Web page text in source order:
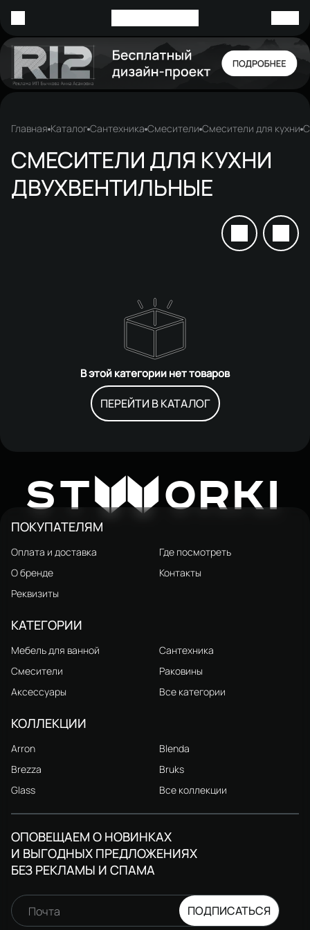
Главная Каталог Сантехника Смесители Смесители для кухни
СМЕСИТЕЛИ ДЛЯ КУХНИ
ДВУХВЕНТИЛЬНЫЕ
В этой категории нет товаров
ПЕРЕЙТИ В КАТАЛОГ
STW ORKI
ПОКУПАТЕЛЯМ
Оплата и доставка
Где посмотреть
О бренде
Контакты
Реквизиты
КАТЕГОРИИ
Мебель для ванной
Сантехника
Смесители
Раковины
Аксессуары
Все категории
КОЛЛЕКЦИИ
Arron
Blenda
Brezza
Bruks
Glass
Все коллекции
ОПОВЕЩАЕМ О НОВИНКАХ
И ВЫГОДНЫХ ПРЕДЛОЖЕНИЯХ
БЕЗ РЕКЛАМЫ И СПАМА
Почта ПОДПИСАТЬСЯ